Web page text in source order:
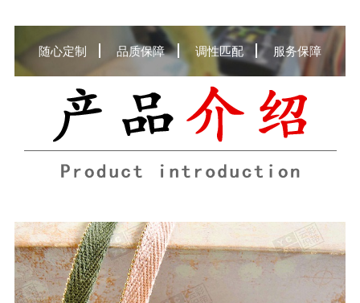
随心定制 品质保障 调性匹配 服务保障